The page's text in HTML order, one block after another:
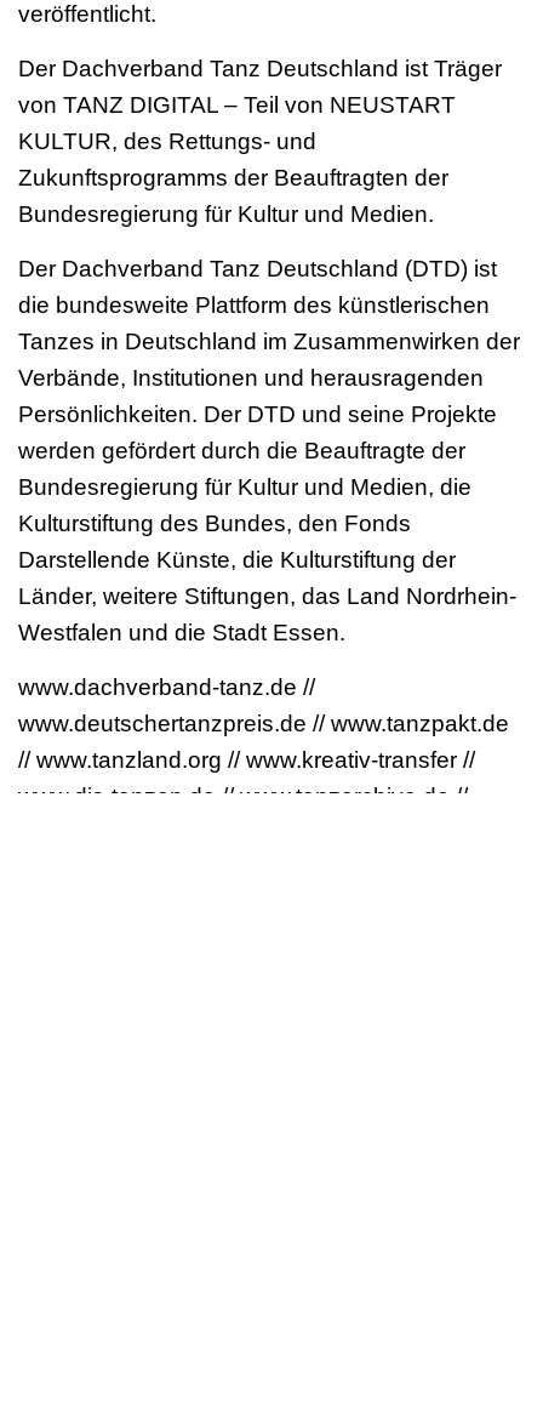
veröffentlicht.
Der Dachverband Tanz Deutschland ist Träger
von TANZ DIGITAL – Teil von NEUSTART
KULTUR, des Rettungs- und
Zukunftsprogramms der Beauftragten der
Bundesregierung für Kultur und Medien.
Der Dachverband Tanz Deutschland (DTD) ist
die bundesweite Plattform des künstlerischen
Tanzes in Deutschland im Zusammenwirken der
Verbände, Institutionen und herausragenden
Persönlichkeiten. Der DTD und seine Projekte
werden gefördert durch die Beauftragte der
Bundesregierung für Kultur und Medien, die
Kulturstiftung des Bundes, den Fonds
Darstellende Künste, die Kulturstiftung der
Länder, weitere Stiftungen, das Land Nordrhein-
Westfalen und die Stadt Essen.
www.dachverband-tanz.de //
www.deutschertanzpreis.de // www.tanzpakt.de
// www.tanzland.org // www.kreativ-transfer //
www.dis-tanzen.de // www.tanzarchive.de //